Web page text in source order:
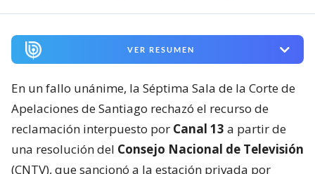
VER RESUMEN
En un fallo unánime, la Séptima Sala de la Corte de
Apelaciones de Santiago rechazó el recurso de
reclamación interpuesto por Canal 13 a partir de
una resolución del Consejo Nacional de Televisión
(CNTV), que sancionó a la estación privada por